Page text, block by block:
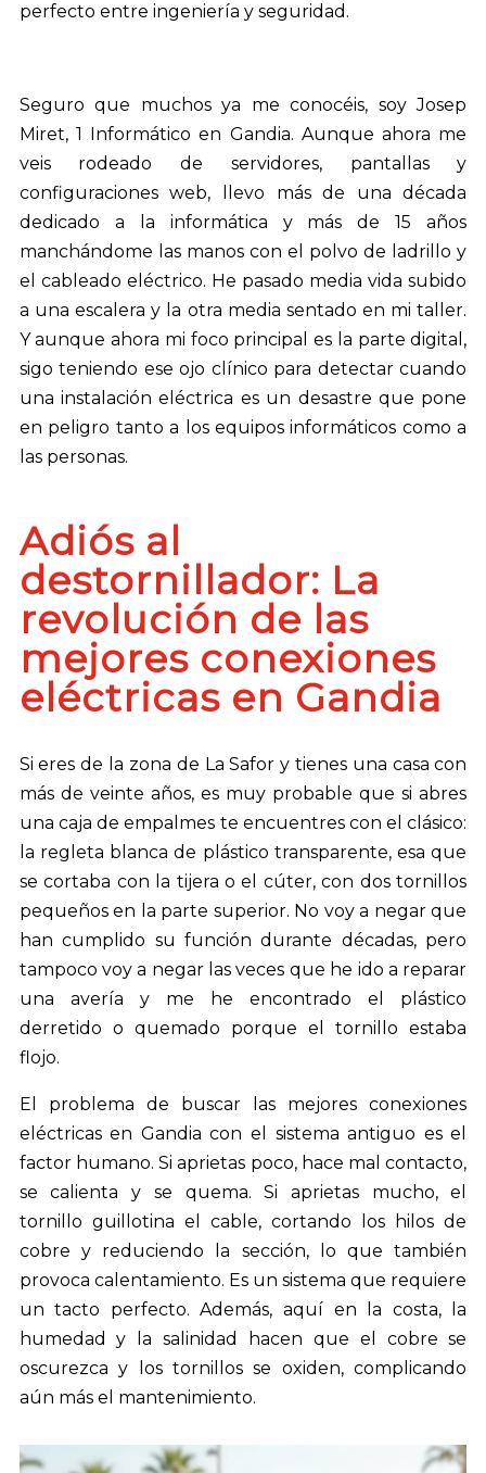
perfecto entre ingeniería y seguridad.
Seguro que muchos ya me conocéis, soy Josep
Miret, 1 Informático en Gandia. Aunque ahora me
veis rodeado de servidores, pantallas y
configuraciones web, llevo más de una década
dedicado a la informática y más de 15 años
manchándome las manos con el polvo de ladrillo y
el cableado eléctrico. He pasado media vida subido
a una escalera y la otra media sentado en mi taller.
Y aunque ahora mi foco principal es la parte digital,
sigo teniendo ese ojo clínico para detectar cuando
una instalación eléctrica es un desastre que pone
en peligro tanto a los equipos informáticos como a
las personas.
Adiós al
destornillador: La
revolución de las
mejores conexiones
eléctricas en Gandia
Si eres de la zona de La Safor y tienes una casa con
más de veinte años, es muy probable que si abres
una caja de empalmes te encuentres con el clásico:
la regleta blanca de plástico transparente, esa que
se cortaba con la tijera o el cúter, con dos tornillos
pequeños en la parte superior. No voy a negar que
han cumplido su función durante décadas, pero
tampoco voy a negar las veces que he ido a reparar
una avería y me he encontrado el plástico
derretido o quemado porque el tornillo estaba
flojo.
El problema de buscar las mejores conexiones
eléctricas en Gandia con el sistema antiguo es el
factor humano. Si aprietas poco, hace mal contacto,
se calienta y se quema. Si aprietas mucho, el
tornillo guillotina el cable, cortando los hilos de
cobre y reduciendo la sección, lo que también
provoca calentamiento. Es un sistema que requiere
un tacto perfecto. Además, aquí en la costa, la
humedad y la salinidad hacen que el cobre se
oscurezca y los tornillos se oxiden, complicando
aún más el mantenimiento.